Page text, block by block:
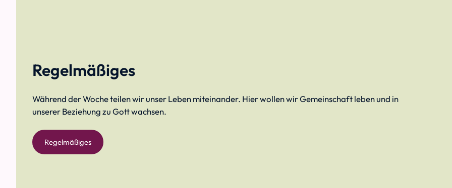
Regelmäßiges
Während der Woche teilen wir unser Leben miteinander. Hier wollen wir Gemeinschaft leben und in
unserer Beziehung zu Gott wachsen.
Regelmäßiges